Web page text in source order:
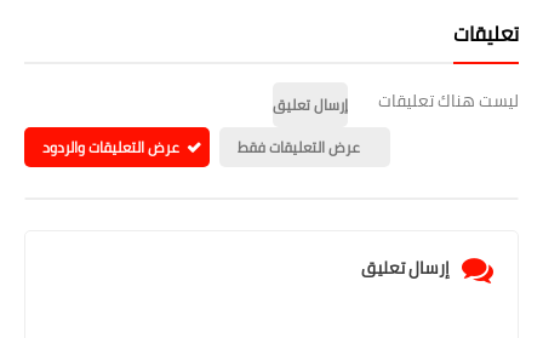
تعليقات
ليست هناك تعليقات
إرسال تعليق
عرض التعليقات فقط
عرض التعليقات والردود
إرسال تعليق